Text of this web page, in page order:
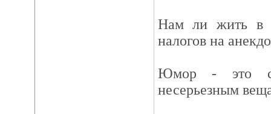
Нам ли жить в
налогов на
Юмор - это
несерьезным